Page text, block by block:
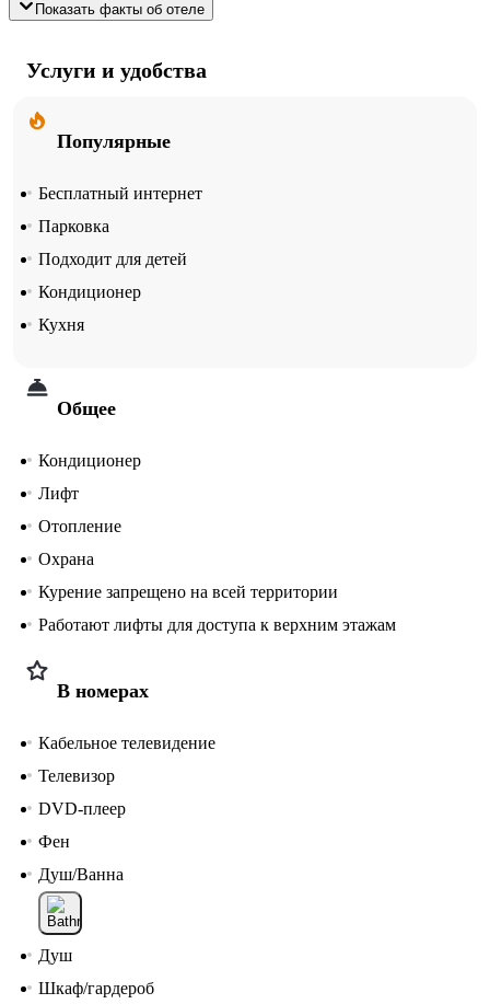
Показать факты об отеле
Услуги и удобства
Популярные
Бесплатный интернет
Парковка
Подходит для детей
Кондиционер
Кухня
Общее
Кондиционер
Лифт
Отопление
Охрана
Курение запрещено на всей территории
Работают лифты для доступа к верхним этажам
В номерах
Кабельное телевидение
Телевизор
DVD-плеер
Фен
Душ/Ванна
Душ
Шкаф/гардероб